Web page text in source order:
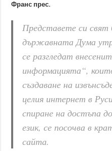
Франс прес.
Представете си свят
държавната Дума
се разгледат
информацията“,
създаване на
целия интернет в
спиране на достъпа
език, се посочва в
сайта.